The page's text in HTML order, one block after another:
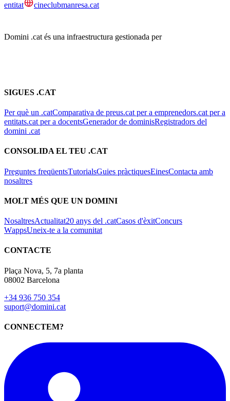
entitat cineclubmanresa.cat
Domini .cat és una infraestructura gestionada per
SIGUES .CAT
Per què un .catComparativa de preus.cat per a emprenedors.cat per a
entitats.cat per a docentsGenerador de dominisRegistradors del
domini .cat
CONSOLIDA EL TEU .CAT
Preguntes freqüentsTutorialsGuies pràctiquesEinesContacta amb
nosaltres
MOLT MÉS QUE UN DOMINI
NosaltresActualitat20 anys del .catCasos d'èxitConcurs
WappsUneix-te a la comunitat
CONTACTE
Plaça Nova, 5, 7a planta
08002 Barcelona
+34 936 750 354
suport@domini.cat
CONNECTEM?